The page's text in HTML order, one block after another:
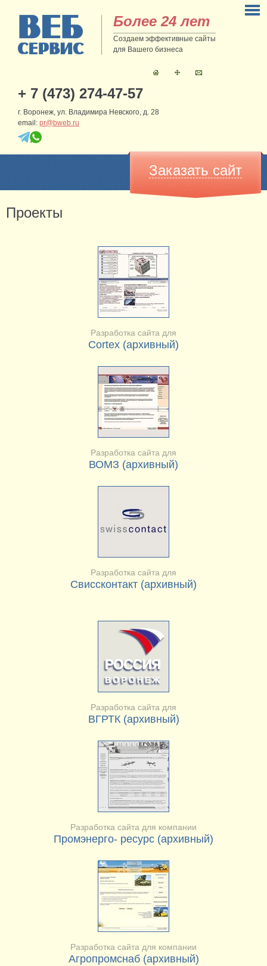
Более 24 лет
Создаем эффективные сайты
для Вашего бизнеса
+ 7 (473) 274-47-57
г. Воронеж, ул. Владимира Невского, д. 28
email: pr@bweb.ru
Заказать сайт
Проекты
Разработка сайта для
Cortex (архивный)
Разработка сайта для
ВОМЗ (архивный)
Разработка сайта для
Свиссконтакт (архивный)
Разработка сайта для
ВГРТК (архивный)
Разработка сайта для компании
Промэнерго- ресурс (архивный)
Разработка сайта для компании
Агропромснаб (архивный)